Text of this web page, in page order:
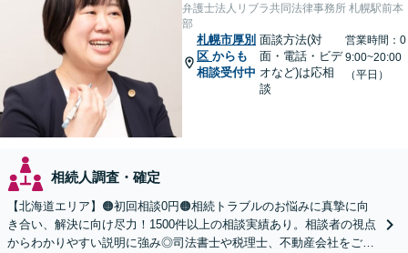
弁護士法人リブラ共同法律事務所 札幌駅前本
部
札幌市厚別
区 からも
相談受付中
面談方法(対
面・電話・ビデ
オなど)は応相
談
営業時間：0
9:00~20:00
（平日）
相続人調査・確定
【北海道エリア】🟠初回相談0円🟠相続トラブルのお悩みに真摯に向
き合い、解決に向け尽力！1500件以上の相談実績あり。相談者の視点
からわかりやすい説明に強み◎司法書士や税理士、不動産会社をご紹